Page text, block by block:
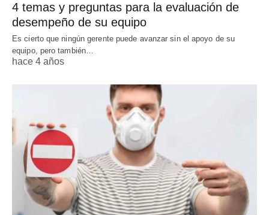
4 temas y preguntas para la evaluación de
desempeño de su equipo
Es cierto que ningún gerente puede avanzar sin el apoyo de su
equipo, pero también…
hace 4 años